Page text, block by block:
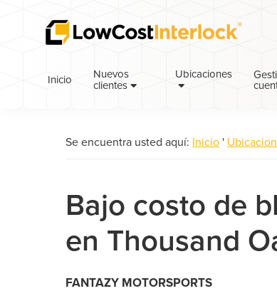
contenido
Inicio
Nuevos
clientes
Ubicaciones
Se encuentra usted aquí: Inicio '
Bajo costo de
en Thousand
FANTAZY MOTORSPORTS